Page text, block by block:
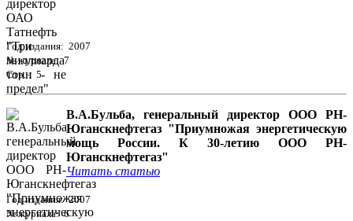
Год издания: 2007
№ журнала: 7
Стр. : 5
В.А.Бульба, генеральный директор ООО РН-
Юганскнефтегаз "Приумножая энергетическую
мощь России. К 30-летию ООО РН-
Юганскнефтегаз"
Читать статью
Год издания: 2007
№ журнала: 6